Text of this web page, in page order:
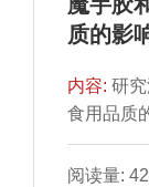
min、平
min的烹
质的影
内容:研
食用品质
芋胶和瓜
℃加热40
阅读量: